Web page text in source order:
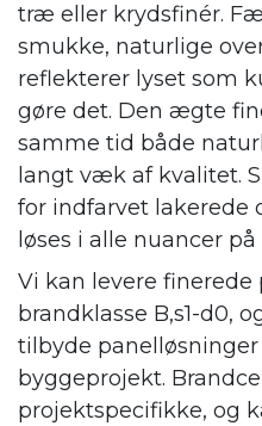
træ eller krydsfinér.
smukke, naturlige
reflekterer lyset som
gøre det. Den ægte
samme tid både
langt væk af kvalitet.
for indfarvet lakerede
løses i alle nuancer
Vi kan levere finerede
brandklasse B,s1-d0,
tilbyde
byggeprojekt.
projektspecifikke, og